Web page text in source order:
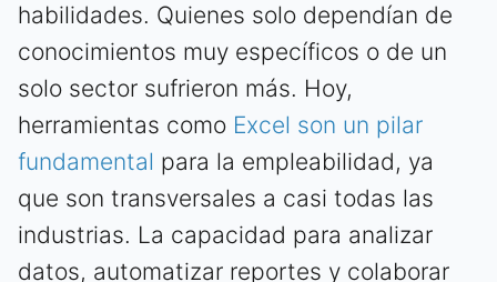
habilidades. Quienes solo dependían de
conocimientos muy específicos o de un
solo sector sufrieron más. Hoy,
herramientas como Excel son un pilar
fundamental para la empleabilidad, ya
que son transversales a casi todas las
industrias. La capacidad para analizar
datos, automatizar reportes y colaborar